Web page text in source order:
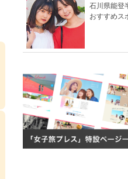
石川県能登
おすすめス